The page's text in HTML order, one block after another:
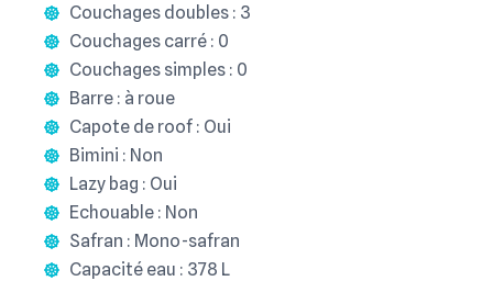
Couchages doubles : 3
Couchages carré : 0
Couchages simples : 0
Barre : à roue
Capote de roof : Oui
Bimini : Non
Lazy bag : Oui
Echouable : Non
Safran : Mono-safran
Capacité eau : 378 L